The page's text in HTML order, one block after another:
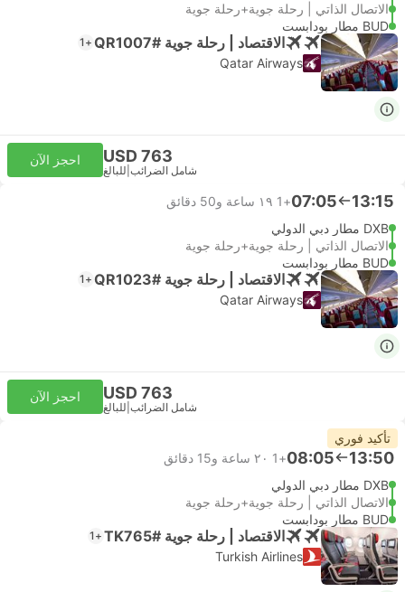
الاتصال الذاتي | رحلة جوية+رحلة جوية
BUD مطار بودابست
الاقتصاد | رحلة جوية #QR1007 +1
Qatar Airways
USD 763
شامل الضرائب للبالغ
احجز الآن
13:15
07:05
+1
١٩ ساعة و‫50 دقائق
DXB مطار دبي الدولي
الاتصال الذاتي | رحلة جوية+رحلة جوية
BUD مطار بودابست
الاقتصاد | رحلة جوية #QR1023 +1
Qatar Airways
USD 763
شامل الضرائب للبالغ
احجز الآن
تأكيد فوري
13:50
08:05
+1
٢٠ ساعة و‫15 دقائق
DXB مطار دبي الدولي
الاتصال الذاتي | رحلة جوية+رحلة جوية
BUD مطار بودابست
الاقتصاد | رحلة جوية #TK765 +1
Turkish Airlines